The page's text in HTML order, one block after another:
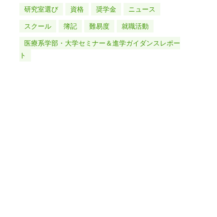
研究室選び 資格 奨学金 ニュース
スクール 簿記 難易度 就職活動
医療系学部・大学セミナー＆進学ガイダンスレポー
ト